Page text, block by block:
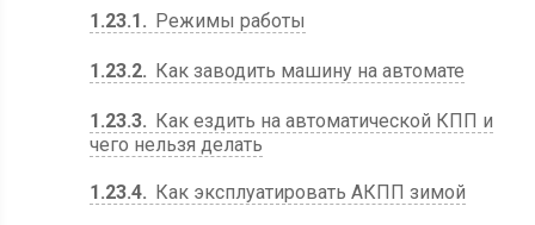
1.23.1 Режимы работы
1.23.2 Как заводить машину на автомате
1.23.3
Как ездить на автоматической КПП и
чего нельзя делать
1.23.4 Как эксплуатировать АКПП зимой